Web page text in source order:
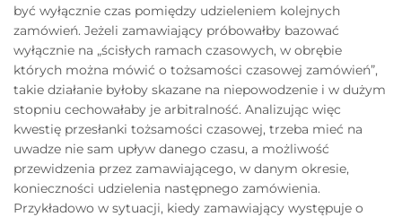
być wyłącznie czas pomiędzy udzieleniem kolejnych
zamówień. Jeżeli zamawiający próbowałby bazować
wyłącznie na „ścisłych ramach czasowych, w obrębie
których można mówić o tożsamości czasowej zamówień”,
takie działanie byłoby skazane na niepowodzenie i w dużym
stopniu cechowałaby je arbitralność. Analizując więc
kwestię przesłanki tożsamości czasowej, trzeba mieć na
uwadze nie sam upływ danego czasu, a możliwość
przewidzenia przez zamawiającego, w danym okresie,
konieczności udzielenia następnego zamówienia.
Przykładowo w sytuacji, kiedy zamawiający występuje o